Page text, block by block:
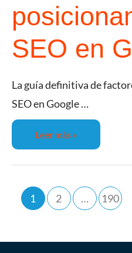
SEO en
La guía definitiva de
SEO en Google …
Leer más »
1 2 … 190